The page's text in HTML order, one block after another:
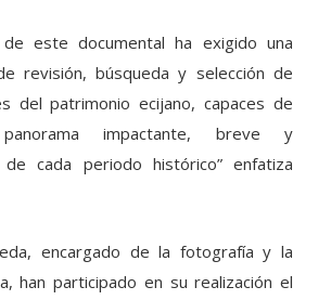
de este documental ha exigido una
revisión, búsqueda y selección de
del patrimonio ecijano, capaces de
impactante, breve y
cada periodo histórico” enfatiza
encargado de la fotografía y la
han participado en su realización el